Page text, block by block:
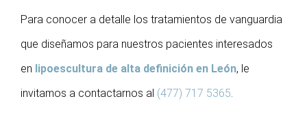
Para conocer a detalle los tratamientos de vanguardia
que diseñamos para nuestros pacientes interesados
en lipoescultura de alta definición en León, le
invitamos a contactarnos al (477) 717 5365.